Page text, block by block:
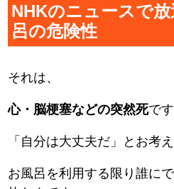
NHKのニュースで
呂の危険性
それは、
心・脳梗塞などの突然死です
「自分は大丈夫だ」とお考
お風呂を利用する限り誰に